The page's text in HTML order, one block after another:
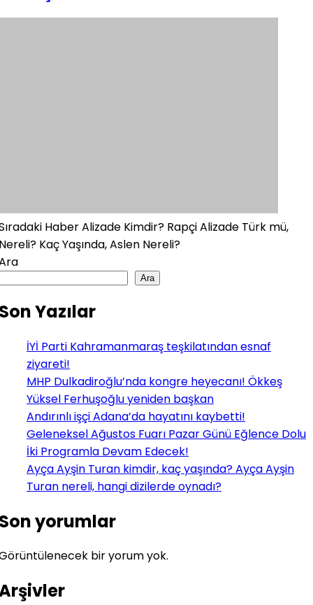
HaberAlizade Kimdir? Rapçi Alizade Türk mü,
Kaç Yaşında, Aslen Nereli?
Ara
Yazılar
İYİ Parti Kahramanmaraş teşkilatından esnaf
ziyareti!
MHP Dulkadiroğlu’nda kongre heyecanı! Ökkeş
Yüksel Ferhuşoğlu yeniden başkan
Andırınlı işçi Adana’da hayatını kaybetti!
Geleneksel Ağustos Fuarı Pazar Günü Eğlence Dolu
İki Programla Devam Edecek!
Ayça Ayşin Turan kimdir, kaç yaşında? Ayça Ayşin
Turan nereli, hangi dizilerde oynadı?
yorumlar
bir yorum yok.